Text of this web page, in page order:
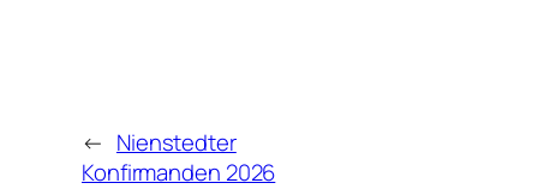
← Nienstedter
Konfirmanden 2026